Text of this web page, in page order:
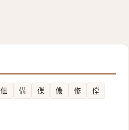
㒁 傋 㑿 儂 俢
㑽